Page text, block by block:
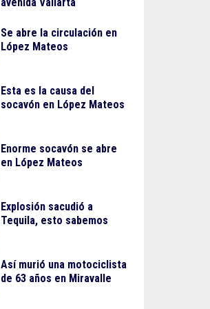
Se abre la circulación en
López Mateos
Esta es la causa del
socavón en López Mateos
Enorme socavón se abre
en López Mateos
Explosión sacudió a
Tequila, esto sabemos
Así murió una motociclista
de 63 años en Miravalle